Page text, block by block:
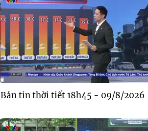
Bản tin thời tiết 18h45 - 09/8/2026